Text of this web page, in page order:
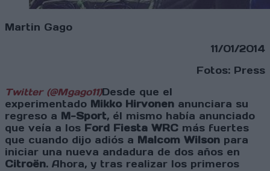
Martin Gago
11/01/2014
Fotos: Press
Twitter (@Mgago11)Desde que el
experimentado Mikko Hirvonen anunciara su
regreso a M-Sport, él mismo había anunciado
que veía a los Ford Fiesta WRC más fuertes
que cuando dijo adiós a Malcom Wilson para
iniciar una nueva andadura de dos años en
Citroën. Ahora, y tras realizar los primeros